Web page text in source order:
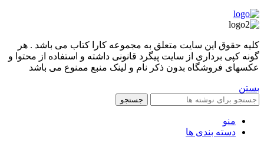
کليه حقوق اين سايت متعلق به مجموعه کارا کتاب می باشد . هر
گونه کپی برداری از سایت پیگرد قانونی داشته و استفاده از محتوا و
عکسهای فروشگاه بدون ذکر نام و لینک منبع ممنوع می باشد
بستن
جستجو
منو
دسته بندی ها